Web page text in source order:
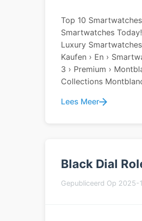
Top 10
Smartwatches
Luxury
Kaufen › En ›
3 › Premium ›
Collections
Lees Meer
Black Dial
Gepubliceerd Op 2025-